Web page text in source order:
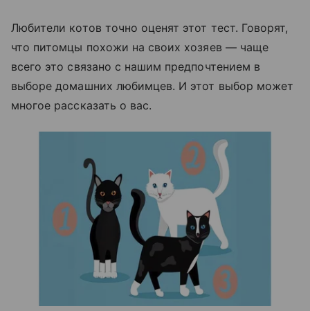
Любители котов точно оценят этот тест. Говорят,
что питомцы похожи на своих хозяев — чаще
всего это связано с нашим предпочтением в
выборе домашних любимцев. И этот выбор может
многое рассказать о вас.